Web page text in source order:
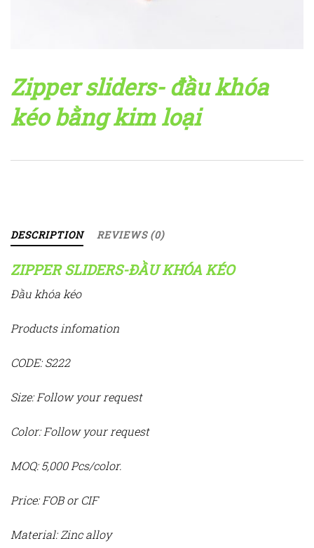
Zipper sliders- đầu khóa
kéo bằng kim loại
DESCRIPTION REVIEWS (0)
ZIPPER SLIDERS-ĐẦU KHÓA KÉO
Đầu khóa kéo
Products infomation
CODE: S222
Size: Follow your request
Color: Follow your request
MOQ: 5,000 Pcs/color.
Price: FOB or CIF
Material: Zinc alloy